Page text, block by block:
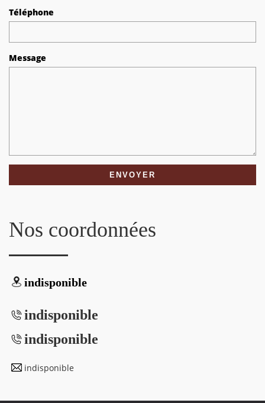
Téléphone
Message
Nos coordonnées
indisponible
indisponible
indisponible
indisponible